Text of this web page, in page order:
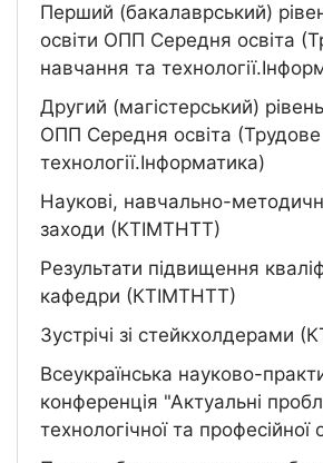
Перший (бакалаврський)
освіти ОПП Середня освіта
навчання та
Другий (магістерський)
ОПП Середня освіта
технології.Інформатика)
Наукові, навчально-
заходи (КТІМТНТТ)
Результати підвищення
кафедри (КТІМТНТТ)
Зустрічі зі стейкхолдерами
Всеукраїнська науково-
конференція "Актуальні
технологічної та професійної